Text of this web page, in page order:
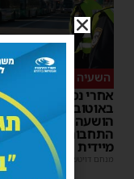
השעיה מיידית
אחרי נסיעת האימים
באוטובוס מאשדוד:
הושעה מתפקידו –
התחבורה הורה על
מיידית
מנחם דויטש 17:44